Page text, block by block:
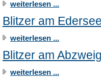
weiterlesen ...
Blitzer am
weiterlesen ...
Blitzer am
weiterlesen ...